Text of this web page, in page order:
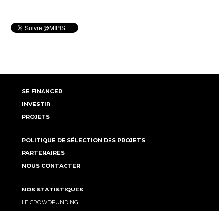
SE FINANCER
INVESTIR
PROJETS
POLITIQUE DE SÉLECTION DES PROJETS
PARTENAIRES
NOUS CONTACTER
NOS STATISTIQUES
LE CROWDFUNDING